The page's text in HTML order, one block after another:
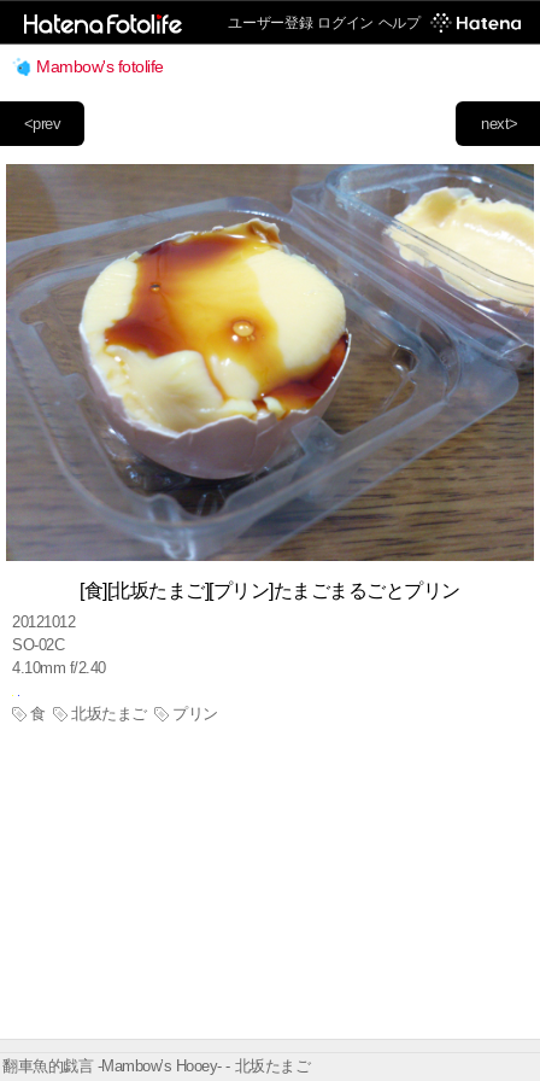
ユーザー登録 ログイン ヘルプ
Mambow's fotolife
next>
<prev
[食][北坂たまご][プリン]たまごまるごとプリン
20121012
SO-02C
4.10mm f/2.40
食 北坂たまご プリン
翻車魚的戯言 -Mambow’s Hooey- - 北坂たまご